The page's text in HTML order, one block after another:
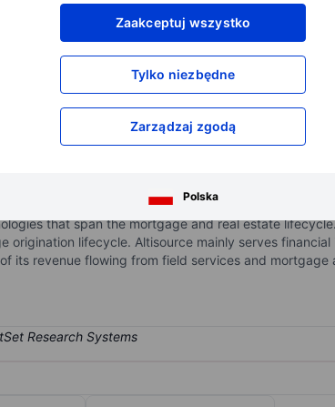
Zaakceptuj wszystko
Tylko niezbędne
Zarządzaj zgodą
Polska
XXXXXXX
XXXXXXX
XXXXXXX
XXXXXXX
Otwórz kontoaby uzyskać dostęp do
provider and marketplace for the real estate
derive maximum revenue, and Origination. The
that span the mortgage and real estate
origination lifecycle. Altisource mainly serves
its revenue flowing from field services and mortgage